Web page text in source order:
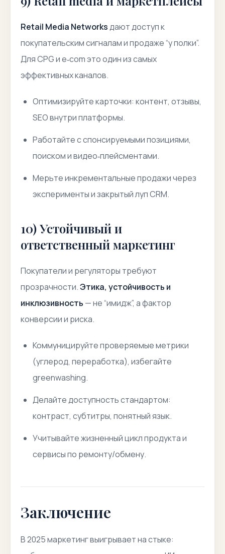
Retail Media Networksдают доступ к
покупательским сигналам и продаже “у полки”.
Для CPG и e‑com это один из самых
эффективных каналов.
Оптимизируйте карточки: контент, отзывы,
SEO внутри платформы.
Работайте с спонсируемыми позициями,
поиском и видео‑плейсментами.
Мерьте инкрементальные продажи через
эксперименты и закрытый луп CRM.
10) Устойчивый и
ответственный маркетинг
Покупатели и регуляторы требуют
прозрачности.Этика, устойчивость и
инклюзивность — не “имидж”, а фактор
конверсии и риска.
Коммуницируйте проверяемые метрики
(углерод, переработка), избегайте
greenwashing.
Делайте доступность стандартом:
контраст, субтитры, понятный язык.
Учитывайте жизненный цикл продукта и
сервисы по ремонту/обмену.
Заключение
В 2025 маркетинг выигрывает на стыке: